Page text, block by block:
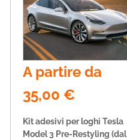
A partire da
35,00 €
Kit adesivi per loghi Tesla
Model 3 Pre-Restyling (dal